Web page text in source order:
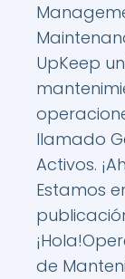
UpKeep
llamado
Activos.
Estamos
¡Hola!
de